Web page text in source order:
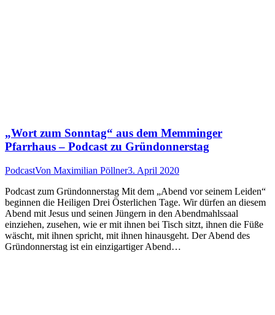
„Wort zum Sonntag“ aus dem Memminger
Pfarrhaus – Podcast zu Gründonnerstag
PodcastVon Maximilian Pöllner3. April 2020
Podcast zum Gründonnerstag Mit dem „Abend vor seinem Leiden“
beginnen die Heiligen Drei Österlichen Tage. Wir dürfen an diesem
Abend mit Jesus und seinen Jüngern in den Abendmahlssaal
einziehen, zusehen, wie er mit ihnen bei Tisch sitzt, ihnen die Füße
wäscht, mit ihnen spricht, mit ihnen hinausgeht. Der Abend des
Gründonnerstag ist ein einzigartiger Abend…